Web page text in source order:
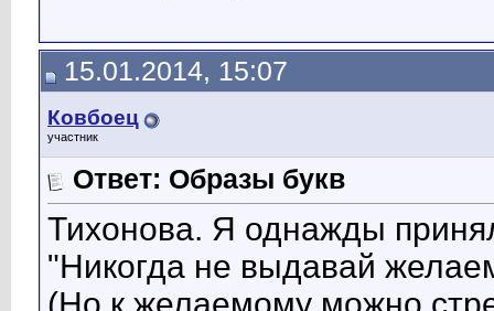
15.01.2014, 15:07
Ковбоец
участник
Ответ: Образы букв
Тихонова. Я однажды
"Никогда не выдавай